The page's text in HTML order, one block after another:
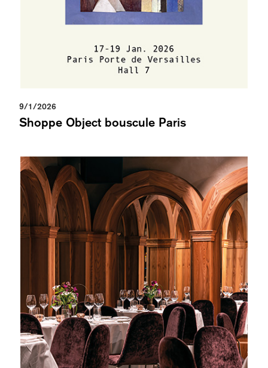
9/1/2026
Shoppe Object bouscule Paris